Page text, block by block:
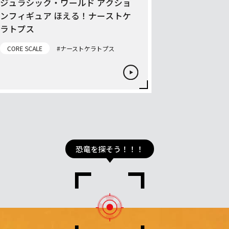
ジュラシック・ワールド アクショ
ンフィギュア ほえる！ナーストケ
ラトプス
CORE SCALE #ナーストケラトプス
恐竜を探そう！！！